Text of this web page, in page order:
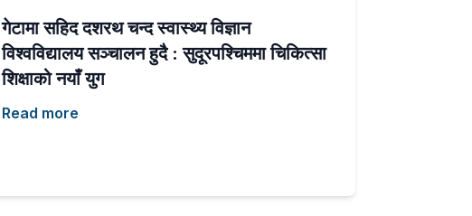
गेटामा सहिद दशरथ चन्द स्वास्थ्य विज्ञान
विश्वविद्यालय सञ्चालन हुदै : सुदूरपश्चिममा चिकित्सा
शिक्षाको नयाँ युग
Read more